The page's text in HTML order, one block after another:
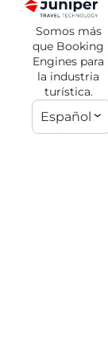
Somos más
que Booking
Engines para
la industria
turística.
Español